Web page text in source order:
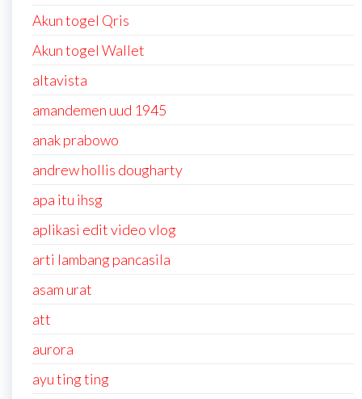
Akun togel Qris
Akun togel Wallet
altavista
amandemen uud 1945
anak prabowo
andrew hollis dougharty
apa itu ihsg
aplikasi edit video vlog
arti lambang pancasila
asam urat
att
aurora
ayu ting ting